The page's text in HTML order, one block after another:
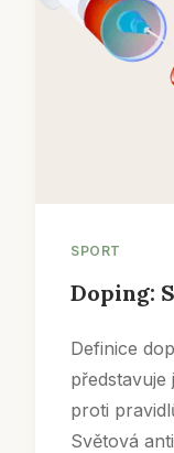
SPORT
Doping:
Definice
proti
Světová